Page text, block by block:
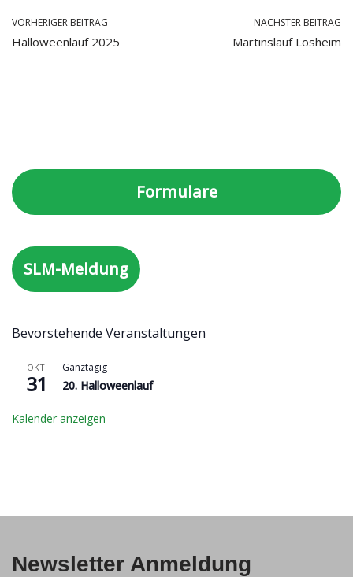
VORHERIGER BEITRAG
Halloweenlauf 2025
NÄCHSTER BEITRAG
Martinslauf Losheim
Formulare
SLM-Meldung
Bevorstehende Veranstaltungen
OKT.
31
Ganztägig
20. Halloweenlauf
Kalender anzeigen
Newsletter Anmeldung